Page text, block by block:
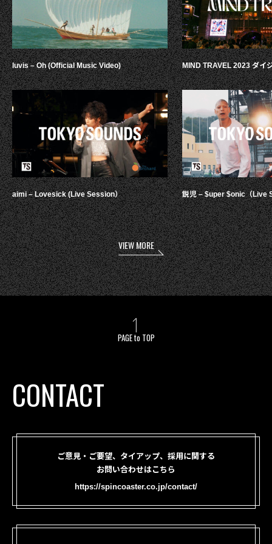
luvis – Oh (Official Music Video)
aimi – Lovesick (Live Session）
MIND TRAVEL 2023 ダイ
鋭児 – $uper $onic（Live
VIEW MORE
PAGE to TOP
CONTACT
ご意見・ご要望、タイアップ、採用に関する
お問い合わせはこちら
https://spincoaster.co.jp/contact/